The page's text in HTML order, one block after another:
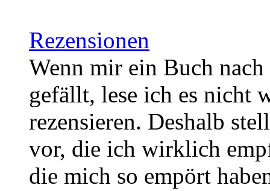
Rezensionen
Wenn mir ein Buch
gefällt, lese ich es nicht
rezensieren. Deshalb
vor, die ich wirklich
die mich so empört